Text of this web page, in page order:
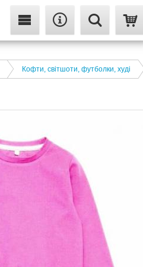
Кофти, світшоти, футболки, худі